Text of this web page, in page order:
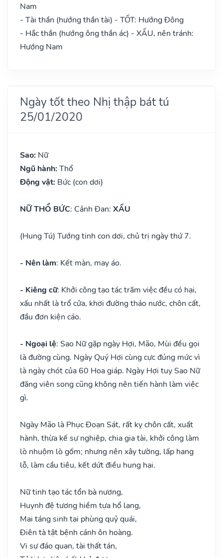
Nam
- Tài thần (hướng thần tài) - TỐT: Hướng Đông
- Hắc thần (hướng ông thần ác) - XẤU, nên tránh:
Hướng Nam
Ngày tốt theo Nhị thập bát tú
25/01/2020
Sao: Nữ
Ngũ hành: Thổ
Động vật: Bức (con dơi)
NỮ THỔ BỨC: Cảnh Đan: XẤU
(Hung Tú) Tướng tinh con dơi, chủ trị ngày thứ 7.
- Nên làm: Kết màn, may áo.
- Kiêng cữ: Khởi công tạo tác trăm việc đều có hại,
xấu nhất là trổ cửa, khơi đường tháo nước, chôn cất,
đầu đơn kiện cáo.
- Ngoại lệ: Sao Nữ gặp ngày Hợi, Mão, Mùi đều gọi
là đường cùng. Ngày Quý Hợi cùng cực đúng mức vì
là ngày chót của 60 Hoa giáp. Ngày Hợi tuy Sao Nữ
đăng viên song cũng không nên tiến hành làm việc
gì.
Ngày Mão là Phục Đoạn Sát, rất kỵ chôn cất, xuất
hành, thừa kế sự nghiệp, chia gia tài, khởi công làm
lò nhuộm lò gốm; nhưng nên xây tường, lấp hang
lỗ, làm cầu tiêu, kết dứt điều hung hại.
Nữ tinh tạo tác tổn bà nương,
Huynh đệ tương hiềm tựa hổ lang,
Mai táng sinh tai phùng quỷ quái,
Điên tà tật bệnh cánh ôn hoàng.
Vi sự đáo quan, tài thất tán,